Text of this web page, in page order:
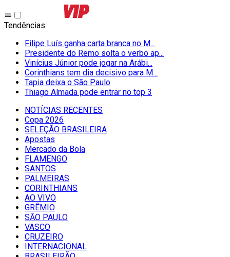
Tendências:
Filipe Luís ganha carta branca no M...
Presidente do Remo solta o verbo ap...
Vinícius Júnior pode jogar na Arábi...
Corinthians tem dia decisivo para M...
Tapia deixa o São Paulo
Thiago Almada pode entrar no top 3
NOTÍCIAS RECENTES
Copa 2026
SELEÇÃO BRASILEIRA
Apostas
Mercado da Bola
FLAMENGO
SANTOS
PALMEIRAS
CORINTHIANS
AO VIVO
GRÊMIO
SĀO PAULO
VASCO
CRUZEIRO
INTERNACIONAL